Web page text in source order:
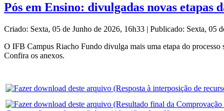
Pós em Ensino: divulgadas novas etapas
Criado: Sexta, 05 de Junho de 2026, 16h33 | Publicado: Sexta, 05
O IFB Campus Riacho Fundo divulga mais uma etapa do
Confira os anexos.